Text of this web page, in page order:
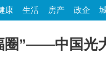
康 生活 房产 政企
圈”——中国光